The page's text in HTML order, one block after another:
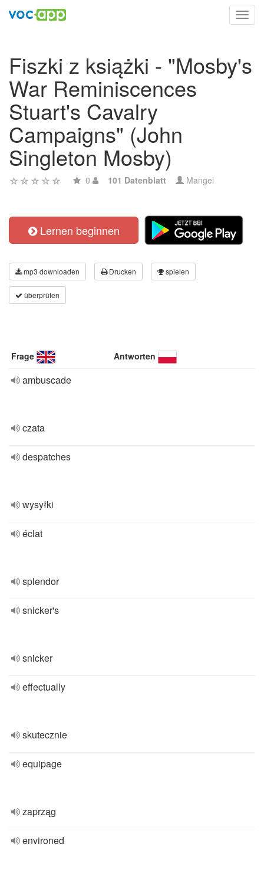
Fiszki z książki - "Mosby's
War Reminiscences
Stuart's Cavalry
Campaigns" (John
Singleton Mosby)
0 101 Datenblatt Mangel
Lernen beginnen
mp3 downloaden Drucken spielen
überprüfen
Frage Antworten
ambuscade
czata
despatches
wysyłki
éclat
splendor
snicker's
snicker
effectually
skutecznie
equipage
zaprząg
environed